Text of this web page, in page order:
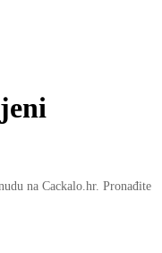
na Cackalo.hr. Pronađite